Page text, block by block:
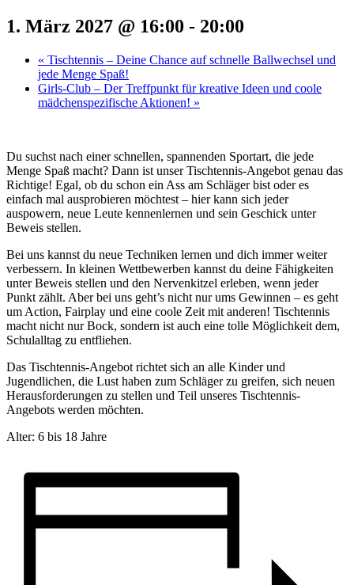
1. März 2027 @ 16:00 - 20:00
« Tischtennis – Deine Chance auf schnelle Ballwechsel und
jede Menge Spaß!
Girls-Club – Der Treffpunkt für kreative Ideen und coole
mädchenspezifische Aktionen! »
Du suchst nach einer schnellen, spannenden Sportart, die jede
Menge Spaß macht? Dann ist unser Tischtennis-Angebot genau das
Richtige! Egal, ob du schon ein Ass am Schläger bist oder es
einfach mal ausprobieren möchtest – hier kann sich jeder
auspowern, neue Leute kennenlernen und sein Geschick unter
Beweis stellen.
Bei uns kannst du neue Techniken lernen und dich immer weiter
verbessern. In kleinen Wettbewerben kannst du deine Fähigkeiten
unter Beweis stellen und den Nervenkitzel erleben, wenn jeder
Punkt zählt. Aber bei uns geht’s nicht nur ums Gewinnen – es geht
um Action, Fairplay und eine coole Zeit mit anderen! Tischtennis
macht nicht nur Bock, sondern ist auch eine tolle Möglichkeit dem,
Schulalltag zu entfliehen.
Das Tischtennis-Angebot richtet sich an alle Kinder und
Jugendlichen, die Lust haben zum Schläger zu greifen, sich neuen
Herausforderungen zu stellen und Teil unseres Tischtennis-
Angebots werden möchten.
Alter: 6 bis 18 Jahre